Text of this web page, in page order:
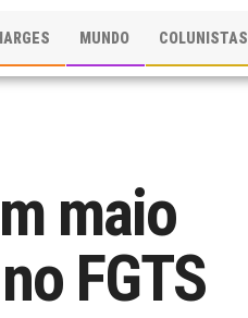
MUNDO COLUNISTAS
maio
FGTS